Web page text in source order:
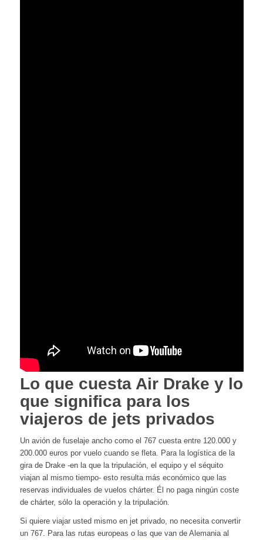
Lo que cuesta Air Drake y lo
que significa para los
viajeros de jets privados
Un avión de fuselaje ancho como el 767 cuesta entre 120.000 y
200.000 euros por vuelo cuando se fleta. Para la logística de la
gira de Drake -en la que la tripulación, el equipo y el séquito
viajan al mismo tiempo- esto resulta más económico que las
reservas individuales de vuelos chárter. Él no paga ningún coste
de chárter, sólo la operación y la tripulación.
Si quiere viajar usted mismo en jet privado, no necesita convertir
un 767. Para las rutas europeas o las que van de Alemania al